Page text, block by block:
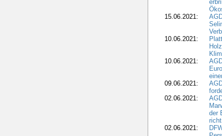
15.06.2021:
10.06.2021:
10.06.2021:
09.06.2021:
02.06.2021:
der
02.06.2021: